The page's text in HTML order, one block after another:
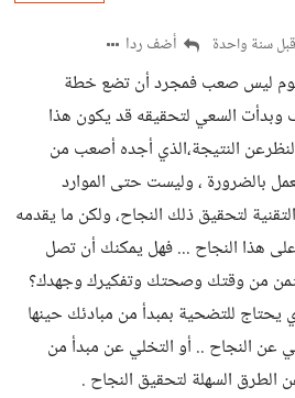
قبل سنة واحدة أضف ردا
ليس صعب فمجرد أن تضع خطة
السعي لتحقيقه قد يكون هذا
النتيجة،الذي أجده أصعب من
بالضرورة ، وليست حتى الموارد
لتحقيق ذلك النجاح، ولكن ما يقدمه
هذا النجاح ... فهل يمكنك أن تصل
من وقتك وصحتك وتفكيرك وجهدك؟
يحتاج للتضحية بمبدأ من مبادئك حينها
عن النجاح .. أو التخلي عن مبدأ من
الطرق السهلة لتحقيق النجاح .